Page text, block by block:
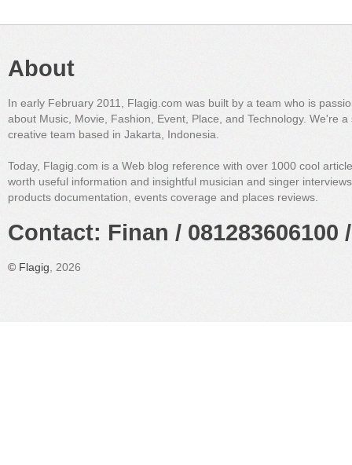
About
In early February 2011, Flagig.com was built by a team who is
about Music, Movie, Fashion, Event, Place, and Technology. We're a
creative team based in Jakarta, Indonesia.
Today, Flagig.com is a Web blog reference with over 1000 cool
worth useful information and insightful musician and singer
products documentation, events coverage and places reviews.
Contact: Finan /
© Flagig, 2026